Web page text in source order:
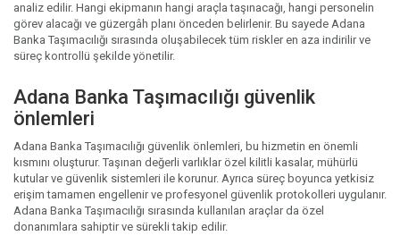
analiz edilir. Hangi ekipmanın hangi araçla taşınacağı, hangi personelin
görev alacağı ve güzergâh planı önceden belirlenir. Bu sayede Adana
Banka Taşımacılığı sırasında oluşabilecek tüm riskler en aza indirilir ve
süreç kontrollü şekilde yönetilir.
Adana Banka Taşımacılığı güvenlik
önlemleri
Adana Banka Taşımacılığı güvenlik önlemleri, bu hizmetin en önemli
kısmını oluşturur. Taşınan değerli varlıklar özel kilitli kasalar, mühürlü
kutular ve güvenlik sistemleri ile korunur. Ayrıca süreç boyunca yetkisiz
erişim tamamen engellenir ve profesyonel güvenlik protokolleri uygulanır.
Adana Banka Taşımacılığı sırasında kullanılan araçlar da özel
donanımlara sahiptir ve sürekli takip edilir.